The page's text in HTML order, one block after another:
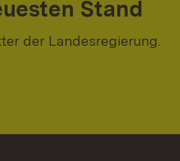
Stand
der Landesregierung.